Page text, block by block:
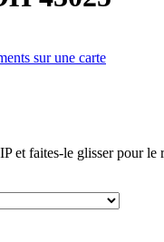
sur une carte
et faites-le glisser pour le